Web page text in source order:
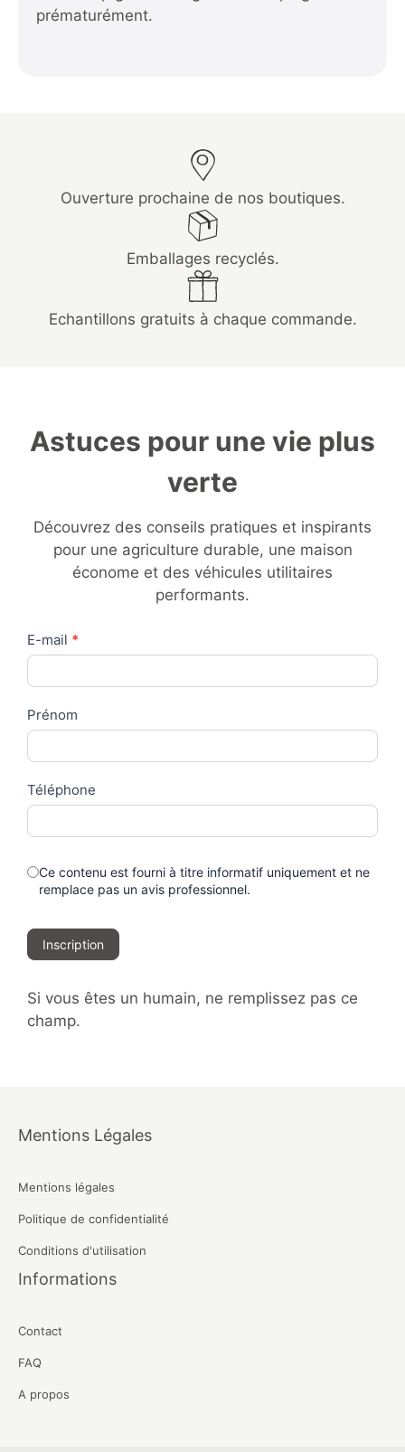
prématurément.
Ouverture prochaine de nos boutiques.
Emballages recyclés.
Echantillons gratuits à chaque commande.
Astuces pour une vie plus
verte
Découvrez des conseils pratiques et inspirants
pour une agriculture durable, une maison
économe et des véhicules utilitaires
performants.
Contact
Us
E-mail *
Prénom
Téléphone
Ce contenu est fourni à titre informatif uniquement et ne
remplace pas un avis professionnel.
Inscription
Si vous êtes un humain, ne remplissez pas ce
champ.
Mentions Légales
Mentions légales
Politique de confidentialité
Conditions d'utilisation
Informations
Contact
FAQ
A propos